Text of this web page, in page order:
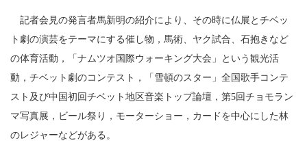
記者会見の発言者馬新明の紹介により、その時に仏展とチベッ
ト劇の演芸をテーマにする催し物，馬術、ヤク試合、石抱きなど
の体育活動，「ナムツオ国際ウォーキング大会」という観光活
動，チベット劇のコンテスト，「雪頓のスター」全国歌手コンテ
スト及び中国初回チベット地区音楽トップ論壇，第5 回チョモラン
マ写真展，ビール祭り，モーターショー，カードを中心にした林
のレジャーなどがある。